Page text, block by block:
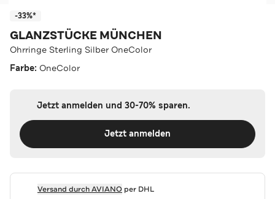
-33%*
GLANZSTÜCKE MÜNCHEN
Ohrringe Sterling Silber OneColor
Farbe: OneColor
Jetzt anmelden und 30-70% sparen.
Jetzt anmelden
Versand durchAVIANOper DHL